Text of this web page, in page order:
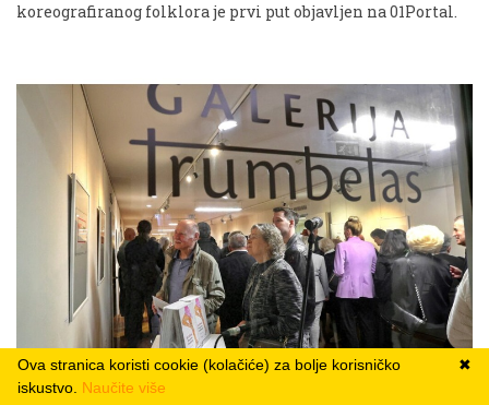
koreografiranog folklora je prvi put objavljen na 01Portal.
✖
Ova stranica koristi cookie (kolačiće) za bolje korisničko
iskustvo. Naučite više